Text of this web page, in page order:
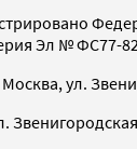
Эл № ФС77-
ул.